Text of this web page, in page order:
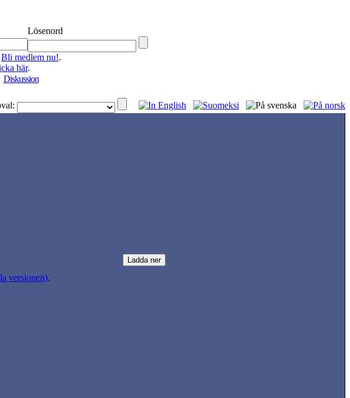
Lösenord
Bli medlem nu!.
här.
Diskussion
versionen).